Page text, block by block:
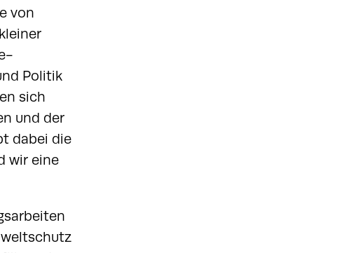
von
Politik
sich
und der
dabei die
wir eine